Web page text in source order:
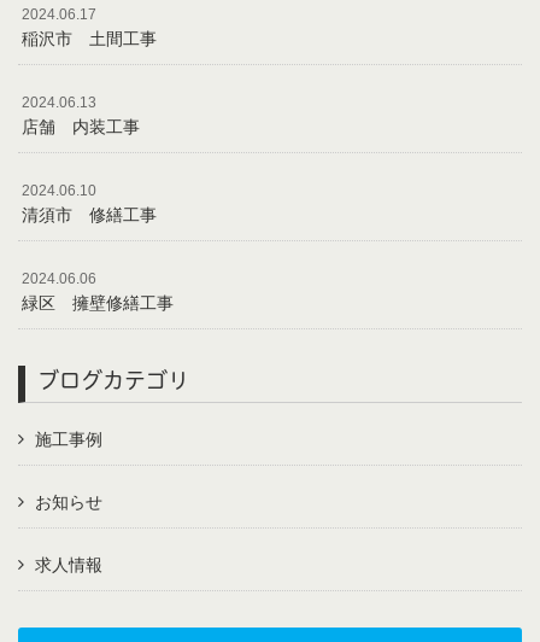
2024.06.17
稲沢市 土間工事
2024.06.13
店舗 内装工事
2024.06.10
清須市 修繕工事
2024.06.06
緑区 擁壁修繕工事
ブログカテゴリ
施工事例
お知らせ
求人情報